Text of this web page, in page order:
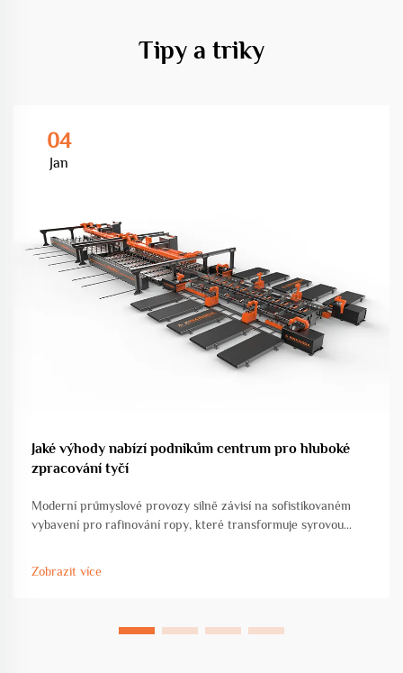
Tipy a triky
04
Jan
Jaké výhody nabízí podnikům centrum pro hluboké
zpracování tyčí
Moderní průmyslové provozy silně závisí na sofistikovaném
vybavení pro rafinování ropy, které transformuje syrovou
Zobrazit více